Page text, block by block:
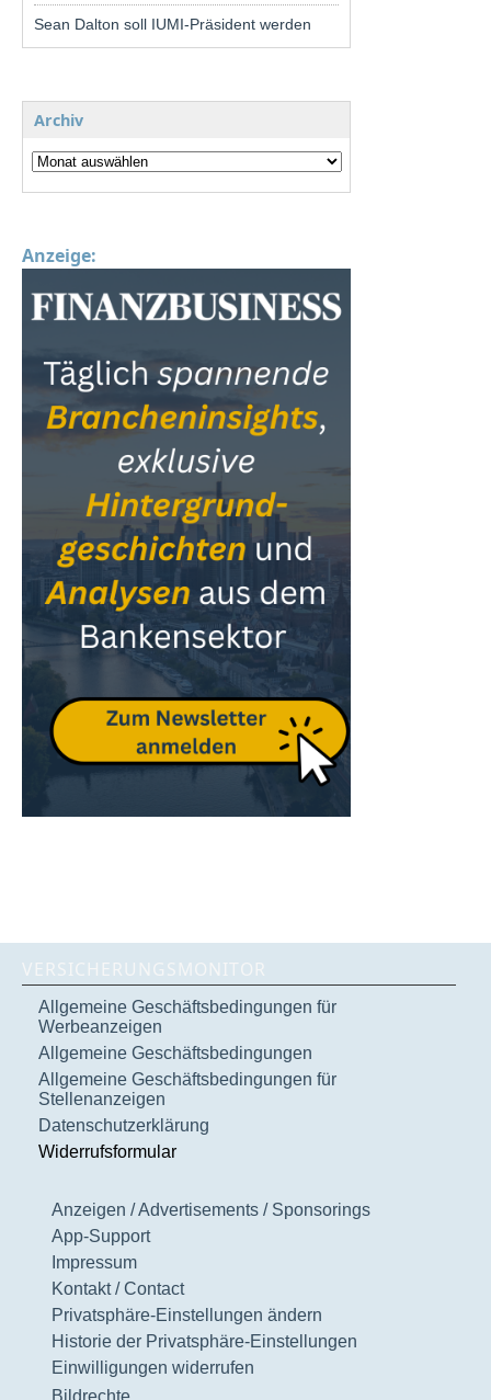
Sean Dalton soll IUMI-Präsident werden
Archiv
Anzeige:
VERSICHERUNGSMONITOR
Allgemeine Geschäftsbedingungen für
Werbeanzeigen
Allgemeine Geschäftsbedingungen
Allgemeine Geschäftsbedingungen für
Stellenanzeigen
Datenschutzerklärung
Widerrufsformular
Anzeigen / Advertisements / Sponsorings
App-Support
Impressum
Kontakt / Contact
Privatsphäre-Einstellungen ändern
Historie der Privatsphäre-Einstellungen
Einwilligungen widerrufen
Bildrechte